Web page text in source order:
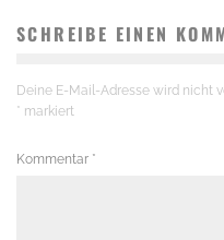
SCHREIBE EINEN
Deine E-Mail-Adresse wird nicht
* markiert
Kommentar *